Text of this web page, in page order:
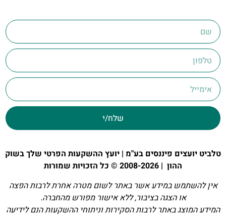
שלח/י
טלביט יועצים פיננסים בע"מ | יועץ ההשקעות הפרטי שלך בשוק
ההון | 2008-2026 © כל הזכויות שמורות
אין להשתמש במידע אשר באתר לשום מטרה אחרת לרבות הפצה
או הצגה בציבור, ללא אישור מפורש מהחברה.
המידע המוצג באתר לרבות הסקירות וניתוחי ההשקעות הנם לידיעה